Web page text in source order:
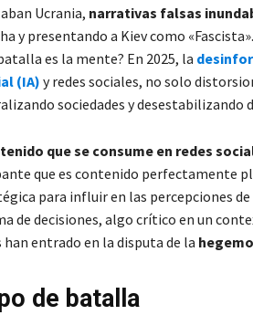
Ucrania, narrativas falsas
y presentando a Kiev como
es la mente? En 2025, la
(IA) y redes sociales, no solo
sociedades y desestabilizando
que se consume en redes
que es contenido perfectamente
para influir en las percepciones de
de decisiones, algo crítico en un
entrado en la disputa de la
de batalla